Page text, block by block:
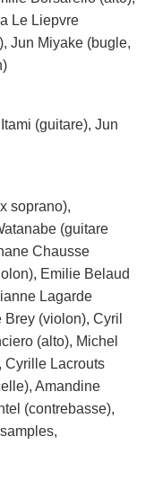
Le Liepvre
Jun Miyake (bugle,
(guitare), Jun
soprano),
(guitare
Chausse
Emilie Belaud
Lagarde
(violon), Cyril
(alto), Michel
Cyrille Lacrouts
Amandine
(contrebasse),